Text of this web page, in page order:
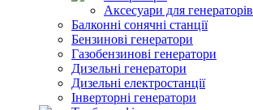
Аксесуари для генераторів
Балконні сонячні станції
Бензинові генератори
Газобензинові генератори
Дизельні генератори
Дизельні електростанції
Інверторні генератори